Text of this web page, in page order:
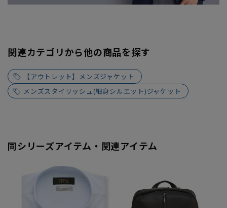
関連カテゴリから他の商品を探す
【アウトレット】メンズジャケット
メンズスタイリッシュ(細身シルエット)ジャケット
同シリーズアイテム・関連アイテム